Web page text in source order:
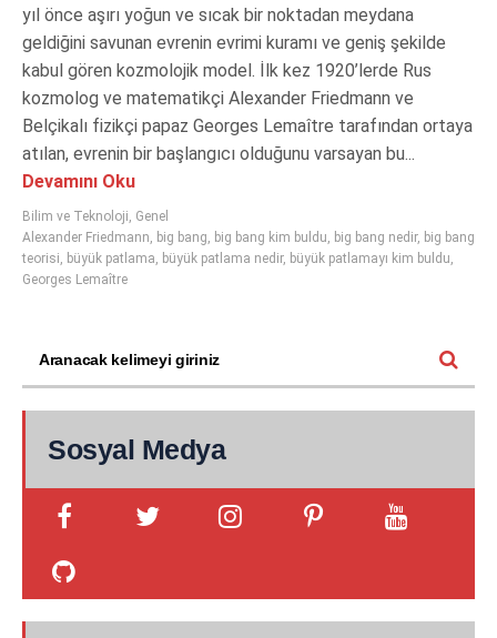
yıl önce aşırı yoğun ve sıcak bir noktadan meydana
geldiğini savunan evrenin evrimi kuramı ve geniş şekilde
kabul gören kozmolojik model. İlk kez 1920’lerde Rus
kozmolog ve matematikçi Alexander Friedmann ve
Belçikalı fizikçi papaz Georges Lemaître tarafından ortaya
atılan, evrenin bir başlangıcı olduğunu varsayan bu...
Devamını Oku
Bilim ve Teknoloji, Genel
Alexander Friedmann, big bang, big bang kim buldu, big bang nedir, big bang
teorisi, büyük patlama, büyük patlama nedir, büyük patlamayı kim buldu,
Georges Lemaître
Sosyal Medya